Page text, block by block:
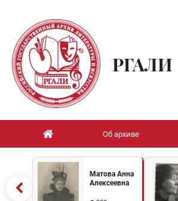
РГАЛИ
Об архиве
Матова Анна
Алексеевна